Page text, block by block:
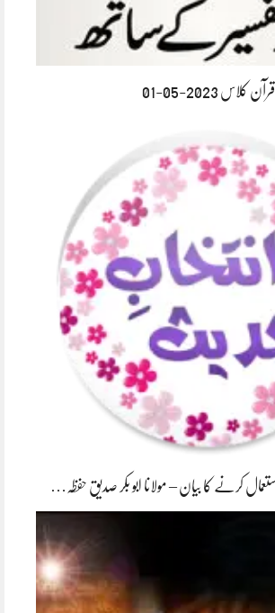
2023-05-01
کرنے کا بیان – مولانا ابو بکر صدیق حفظہ…